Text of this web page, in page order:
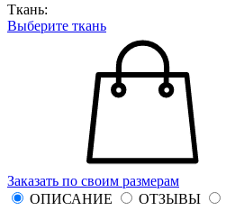
Ткань:
Выберите ткань
Заказать по своим размерам
ОПИСАНИЕ
ОТЗЫВЫ